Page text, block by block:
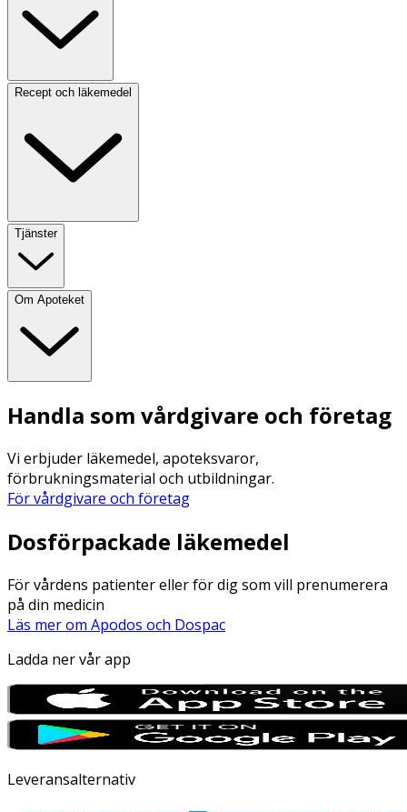
Recept och läkemedel
Tjänster
Om Apoteket
Handla som vårdgivare och företag
Vi erbjuder läkemedel, apoteksvaror,
förbrukningsmaterial och utbildningar.
För vårdgivare och företag
Dosförpackade läkemedel
För vårdens patienter eller för dig som vill prenumerera
på din medicin
Läs mer om Apodos och Dospac
Ladda ner vår app
Leveransalternativ